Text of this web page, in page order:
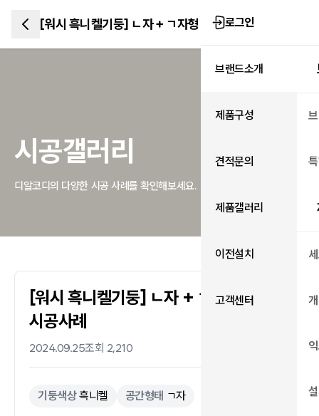
[워시 흑니켈기둥] ㄴ자 + ㄱ자형 시공사례
로그인
브랜드소개
제품구성
견적문의
제품갤러리
이전설치
고객센터
시공갤러리
디알코디의 다양한 시공 사례를 확인해보세요.
[워시 흑니켈기둥] ㄴ자 + ㄱ자형
시공사례
2024.09.25조회 2,210
기둥색상 흑니켈 공간형태 ㄱ자